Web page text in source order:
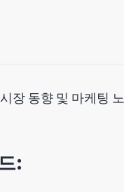
장 동향 및 마케팅
: